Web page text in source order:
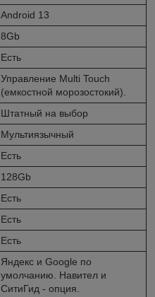
Android 13
8Gb
Есть
Управление Multi Touch
(емкостной морозостокий).
Штатный на выбор
Мультиязычный
Есть
128Gb
Есть
Есть
Есть
Яндекс и Googlе по
умолчанию. Навител и
СитиГид - опция.